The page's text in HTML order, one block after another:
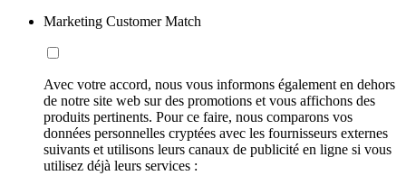
Marketing Customer Match
Avec votre accord, nous vous informons également en dehors
de notre site web sur des promotions et vous affichons des
produits pertinents. Pour ce faire, nous comparons vos
données personnelles cryptées avec les fournisseurs externes
suivants et utilisons leurs canaux de publicité en ligne si vous
utilisez déjà leurs services :